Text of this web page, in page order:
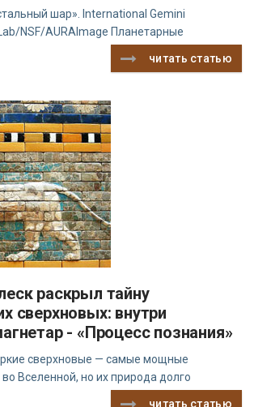
шар». International Gemini
NSF/AURAImage Планетарные
читать статью
раскрыл тайну
сверхновых: внутри
- «Процесс познания»
сверхновые — самые мощные
Вселенной, но их природа долго
читать статью